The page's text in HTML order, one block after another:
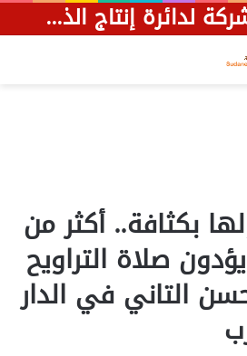
دخول “33” شركة لدائرة إنتاج الذهب بالسودان
بكثافة.. أكثر من
صلاة التراويح
التاني في الدار